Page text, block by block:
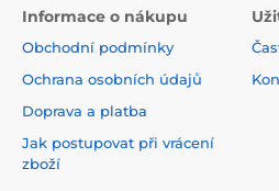
Použitá tisková metoda je
přísné normy a mají VOC i
certifikaci. Navíc jsou bez
Informace o nákupu
Obchodní podmínky
Ochrana osobních údajů
Doprava a platba
Jak postupovat při vrácení
zboží